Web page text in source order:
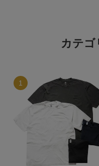
カテ